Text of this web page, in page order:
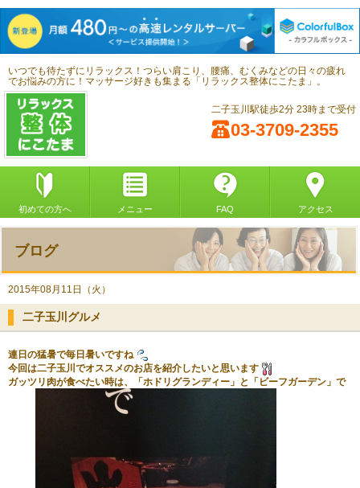
いつでも待たずにリラックス！つらい肩こり、腰痛、むくみなどの日々の疲れ
でお悩みの方に！マッサージ好きも集まる「リラックス整体にこたま」。
二子玉川駅徒歩2分 23時まで受付
03-3709-2355
初めての方へ メニュー FAQ アクセス
ブログ
2015年08月11日（火）
二子玉川グルメ
連日の猛暑で毎日暑いですね
今回は二子玉川でオススメのお店を紹介したいと思います
ガッツリ肉が食べたい時は、「ホドリグランディー」と「ビーフガーデン」で